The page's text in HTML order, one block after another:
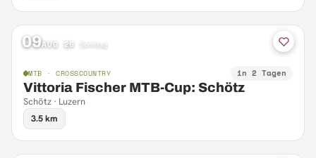
09AUG 26 Sonntag
MTB · CROSSCOUNTRY in 2 Tagen
Vittoria Fischer MTB-Cup: Schötz
Schötz · Luzern
3.5 km